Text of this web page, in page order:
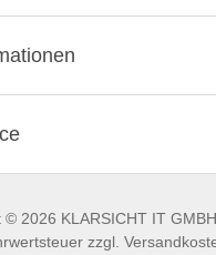
© 2026 KLARSICHT IT
zzgl.